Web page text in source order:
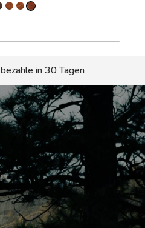
bezahle in 30 Tagen